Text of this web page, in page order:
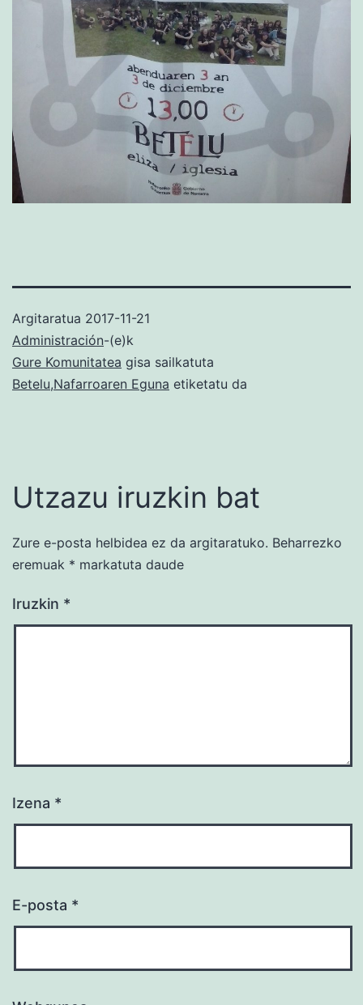
Argitaratua 2017-11-21
Administración-(e)k
Gure Komunitatea gisa sailkatuta
Betelu,Nafarroaren Eguna etiketatu da
Utzazu iruzkin bat
Zure e-posta helbidea ez da argitaratuko. Beharrezko
eremuak * markatuta daude
Iruzkin *
Izena *
E-posta *